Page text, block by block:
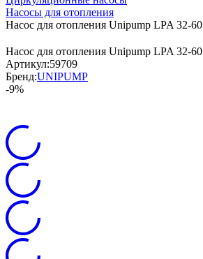
Насосы для отопления
Насос для отопления Unipump LPA 32-60
Насос для отопления Unipump LPA 32-60
Артикул:59709
Бренд:UNIPUMP
-9%